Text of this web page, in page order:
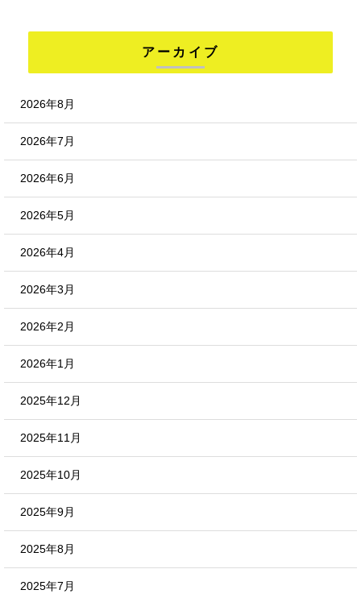
アーカイブ
2026年8月
2026年7月
2026年6月
2026年5月
2026年4月
2026年3月
2026年2月
2026年1月
2025年12月
2025年11月
2025年10月
2025年9月
2025年8月
2025年7月